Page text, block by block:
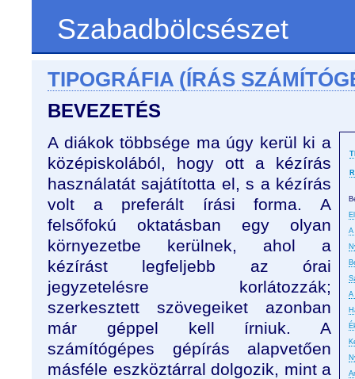
Szabadbölcsészet
TIPOGRÁFIA (ÍRÁS
BEVEZETÉS
A
A
A diákok többsége ma úgy kerül ki a
középiskolából, hogy ott a kézírás
használatát sajátította el, s a kézírás
volt a preferált írási forma. A
felsőfokú oktatásban egy olyan
környezetbe kerülnek, ahol a
kézírást legfeljebb az órai
jegyzetelésre korlátozzák;
szerkesztett szövegeiket azonban
már géppel kell írniuk. A
számítógépes gépírás alapvetően
másféle eszköztárral dolgozik, mint a